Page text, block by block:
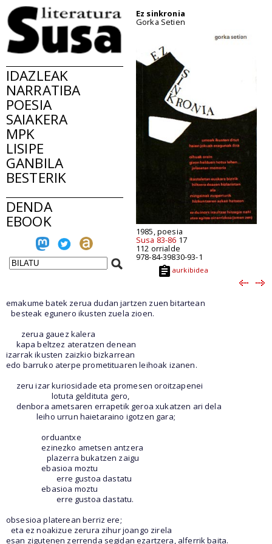
IDAZLEAK
NARRATIBA
POESIA
SAIAKERA
MPK
LISIPE
GANBILA
BESTERIK
DENDA
EBOOK
Ez sinkronia
Gorka Setien
1985, poesia
Susa 83-86 17
112 orrialde
978-84-39830-93-1
aurkibidea
emakume batek zerua dudan jartzen zuen bitartean
besteak egunero ikusten zuela zioen.
zerua gauez kalera
kapa beltzez ateratzen denean
izarrak ikusten zaizkio bizkarrean
edo barruko aterpe prometituaren leihoak izanen.
zeru izar kuriosidade eta promesen oroitzapenei
lotuta geldituta gero,
denbora ametsaren errapetik geroa xukatzen ari dela
leiho urrun haietaraino igotzen gara;
orduantxe
ezinezko ametsen antzera
plazerra bukatzen zaigu
ebasioa moztu
erre gustoa dastatu
ebasioa moztu
erre gustoa dastatu.
obsesioa platerean berriz ere;
eta ez noakizue zerura zihur joango zirela
esan zigutenen zerrenda segidan ezartzera, alferrik baita.